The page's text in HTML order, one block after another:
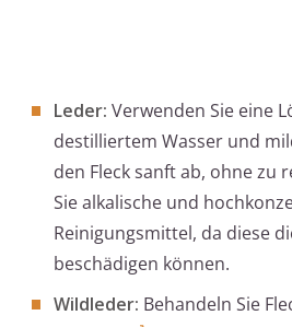
Leder: Verwenden Sie eine
destilliertem Wasser und
den Fleck sanft ab, ohne zu
Sie alkalische und
Reinigungsmittel, da diese
beschädigen können.
Wildleder: Behandeln Sie